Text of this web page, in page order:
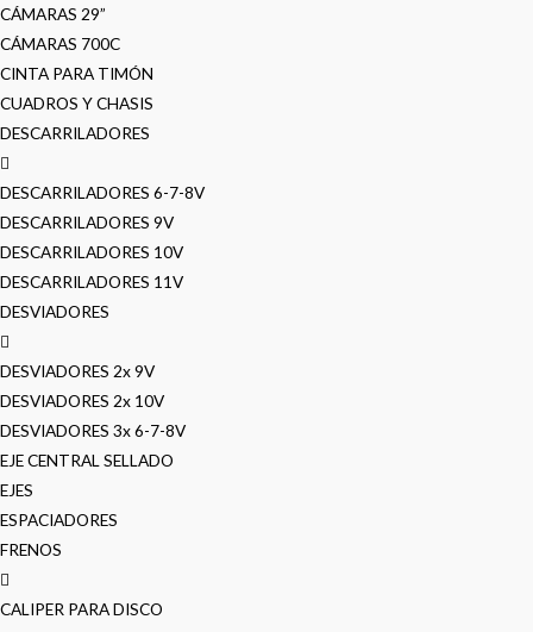
CÁMARAS 29”
CÁMARAS 700C
CINTA PARA TIMÓN
CUADROS Y CHASIS
DESCARRILADORES
DESCARRILADORES 6-7-8V
DESCARRILADORES 9V
DESCARRILADORES 10V
DESCARRILADORES 11V
DESVIADORES
DESVIADORES 2x 9V
DESVIADORES 2x 10V
DESVIADORES 3x 6-7-8V
EJE CENTRAL SELLADO
EJES
ESPACIADORES
FRENOS
CALIPER PARA DISCO